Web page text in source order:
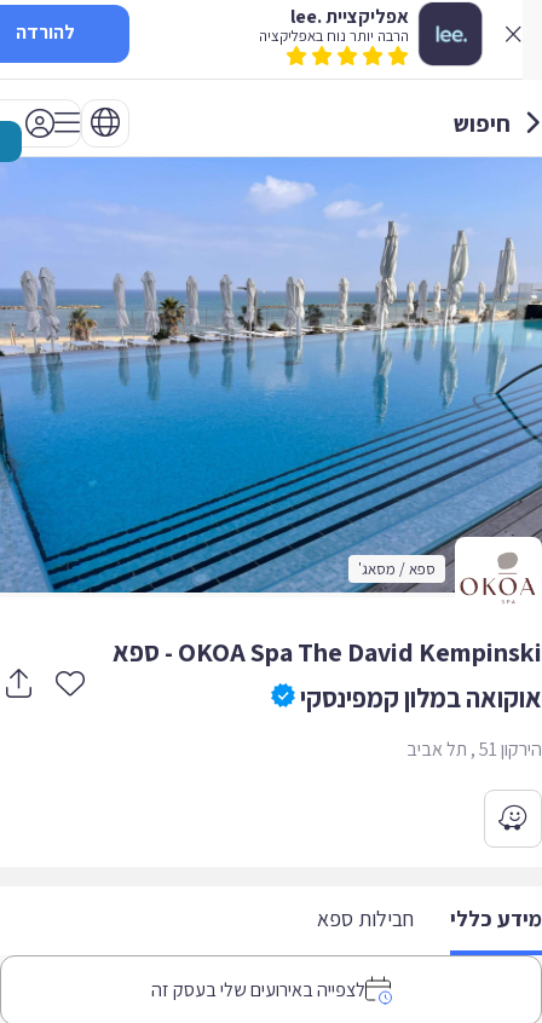
אפליקציית .lee
הרבה יותר נוח באפליקציה להורדה
חיפוש
ספא / מסאג'
OKOA Spa The David Kempinski - ספא
במלון קמפינסקי
, תל אביב
כללי חבילות ספא
לצפייה באירועים שלי בעסק זה